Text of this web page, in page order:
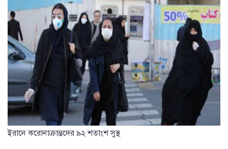
ইরানে করোনাক্রান্তদের ৯২ শতাংশ সুস্থ